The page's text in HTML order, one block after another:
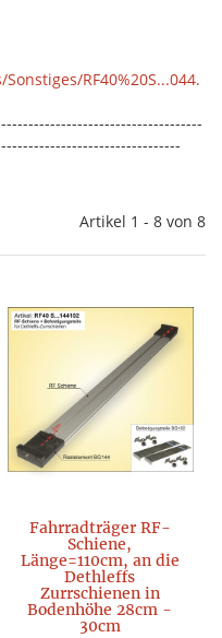
RF40%20S...044.
Artikel 1 - 8 von 8
Fahrradträger RF-
Schiene,
Länge=110cm, an die
Dethleffs
Zurrschienen in
Bodenhöhe 28cm -
30cm